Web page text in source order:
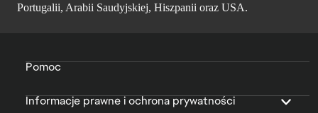
Portugalii, Arabii Saudyjskiej, Hiszpanii oraz USA.
Pomoc
Informacje prawne i ochrona prywatności